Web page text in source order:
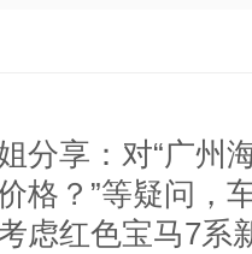
分享：对“广州
格？”等疑问，
虑红色宝马7系